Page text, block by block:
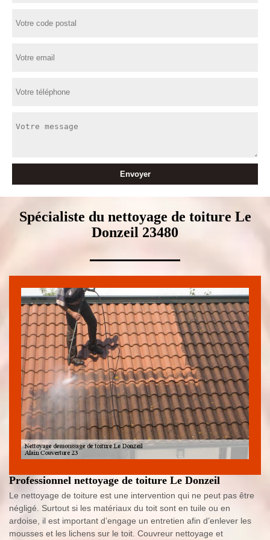
Spécialiste du nettoyage de toiture Le
Donzeil 23480
Professionnel nettoyage de toiture Le Donzeil
Le nettoyage de toiture est une intervention qui ne peut pas être
négligé. Surtout si les matériaux du toit sont en tuile ou en
ardoise, il est important d’engage un entretien afin d’enlever les
mousses et les lichens sur le toit. Couvreur nettoyage et